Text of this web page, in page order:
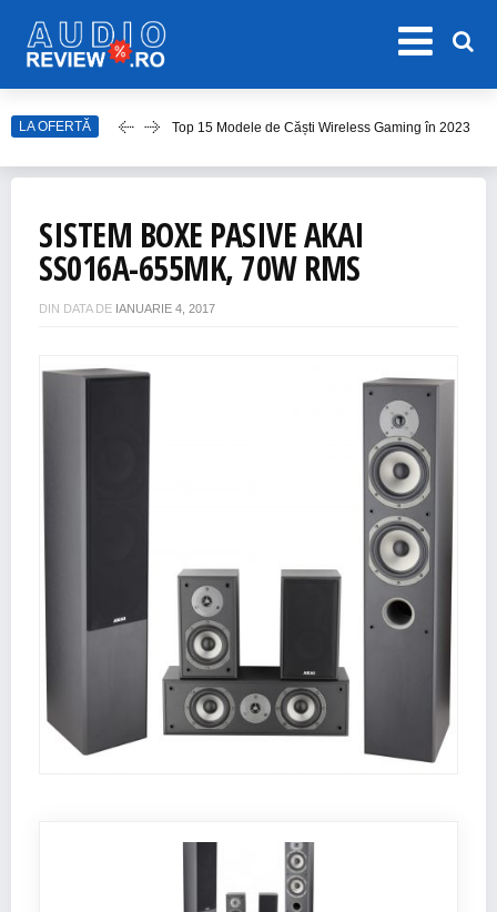
LA OFERTĂ Top 15 Modele de Căști Wireless Gaming în 2023
Top Căști Wireless Samsung în 2023
Top 15 Cele Mai Bune Boxe Portabile
SISTEM BOXE PASIVE AKAI
SS016A-655MK, 70W RMS
DIN DATA DE IANUARIE 4, 2017